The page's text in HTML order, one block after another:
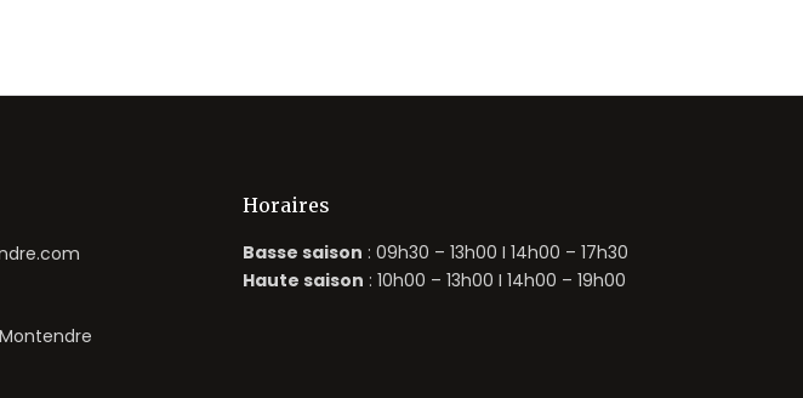
Horaires
Basse saison : 09h30 – 13h00 I 14h00 – 17h30
Haute saison : 10h00 – 13h00 I 14h00 – 19h00